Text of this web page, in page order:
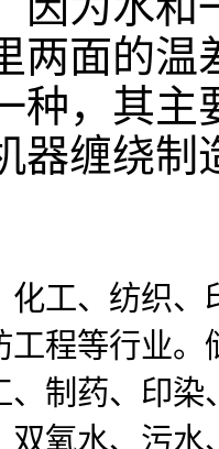
两面的
种，其主
器缠绕制
化工、纺织
工程等行业
、制药、印
双氧水、污